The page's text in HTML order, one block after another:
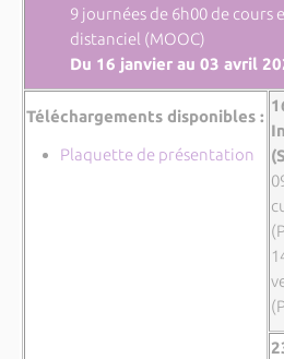
9 journées de 6h00 de cours
distanciel (MOOC)
Du 16 janvier au 03 avril
Téléchargements disponibles :
Plaquette de présentation